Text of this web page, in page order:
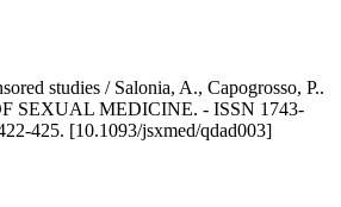
studies / Salonia, A., Capogrosso, P..
SEXUAL MEDICINE. - ISSN 1743-
425. [10.1093/jsxmed/qdad003]